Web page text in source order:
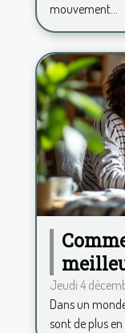
mouvement...
ligne ?
Jeudi 4
Dans un
sont de plus en